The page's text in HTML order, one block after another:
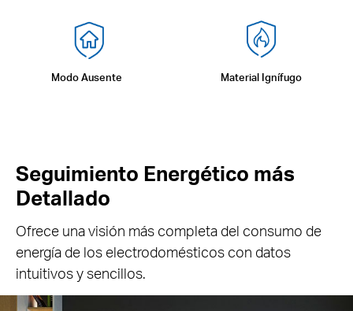
Modo Ausente Material Ignífugo
Seguimiento Energético más
Detallado
Ofrece una visión más completa del consumo de
energía de los electrodomésticos con datos
intuitivos y sencillos.